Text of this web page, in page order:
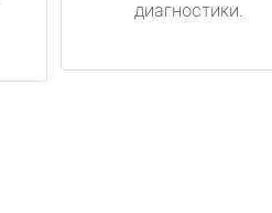
диагностики.